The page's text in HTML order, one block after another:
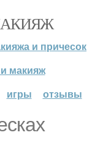
и причесок
макияж
игры отзывы